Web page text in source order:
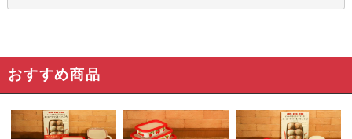
おすすめ商品